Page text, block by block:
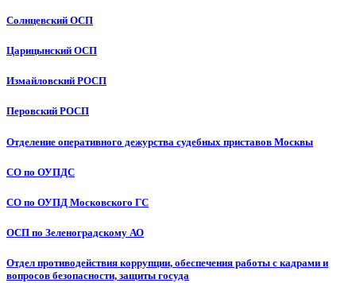
Солнцевский ОСП
Царицынский ОСП
Измайловский РОСП
Перовский РОСП
Отделение оперативного дежурства судебных приставов Москвы
СО по ОУПДС
СО по ОУПД Московского ГС
ОСП по Зеленоградскому АО
Отдел противодействия коррупции, обеспечения работы с кадрами и
вопросов безопасности, защиты госуда